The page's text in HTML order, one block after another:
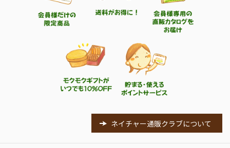
ネイチャー通販クラブについて